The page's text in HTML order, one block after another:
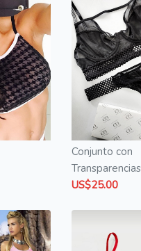
Conjunto con
Transparencias
US$25.00